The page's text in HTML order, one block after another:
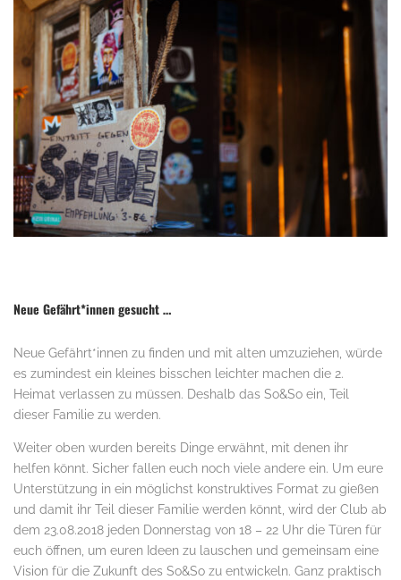
Neue Gefährt*innen gesucht …
Neue Gefährt*innen zu finden und mit alten umzuziehen, würde
es zumindest ein kleines bisschen leichter machen die 2.
Heimat verlassen zu müssen. Deshalb das So&So ein, Teil
dieser Familie zu werden.
Weiter oben wurden bereits Dinge erwähnt, mit denen ihr
helfen könnt. Sicher fallen euch noch viele andere ein. Um eure
Unterstützung in ein möglichst konstruktives Format zu gießen
und damit ihr Teil dieser Familie werden könnt, wird der Club ab
dem 23.08.2018 jeden Donnerstag von 18 – 22 Uhr die Türen für
euch öffnen, um euren Ideen zu lauschen und gemeinsam eine
Vision für die Zukunft des So&So zu entwickeln. Ganz praktisch